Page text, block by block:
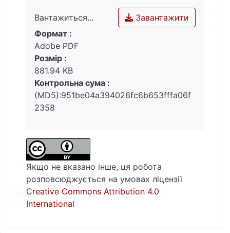
Вантажиться...
Вантажиться...
Завантажити
Формат :
Adobe PDF
Розмір :
881.94 KB
Контрольна сума :
(MD5):951be04a394026fc6b653fffa06f
2358
Якщо не вказано інше, ця робота
розповсюджується на умовах ліцензії
Creative Commons Attribution 4.0
International